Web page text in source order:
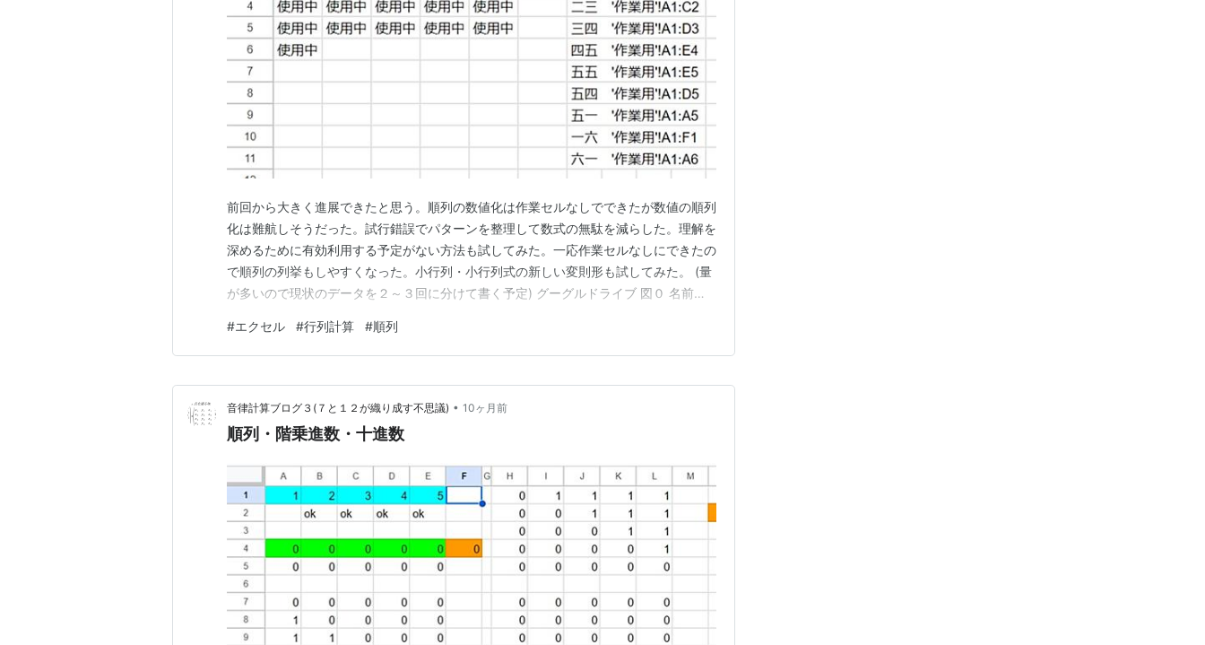
前回から大きく進展できたと思う。順列の数値化は作業セルなしでできたが数値の順列
化は難航しそうだった。試行錯誤でパターンを整理して数式の無駄を減らした。理解を
深めるために有効利用する予定がない方法も試してみた。一応作業セルなしにできたの
で順列の列挙もしやすくなった。小行列・小行列式の新しい変則形も試してみた。 (量
が多いので現状のデータを２～３回に分けて書く予定) グーグルドライブ 図０ 名前付
用'!A1:C2 三四 '作業用'!A1:D3 四五 '作業用'!A1:E4 五五 '作業用'!A1…
#エクセル #行列計算 #順列
音律計算ブログ３(７と１２が織り成す不思議) • 10ヶ月前
順列・階乗進数・十進数